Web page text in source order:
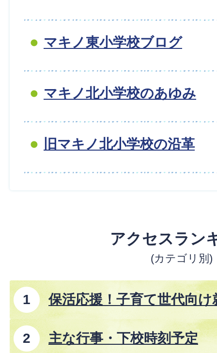
マキノ東小学校ブログ
マキノ北小学校のあゆみ
旧マキノ北小学校の沿革
アクセスラン
(カテゴリ別)
保活応援！子育て世代向
主な行事・下校時刻予定